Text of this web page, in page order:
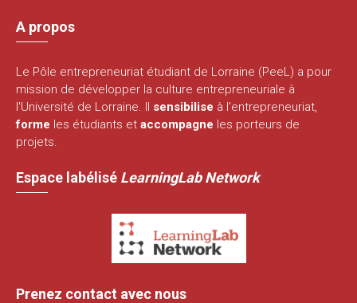
A propos
Le Pôle entrepreneuriat étudiant de Lorraine (PeeL) a pour
mission de développer la culture entrepreneuriale à
l'Université de Lorraine. Il sensibilise à l'entrepreneuriat,
forme les étudiants et accompagne les porteurs de
projets.
Espace labélisé LearningLab Network
Prenez contact avec nous